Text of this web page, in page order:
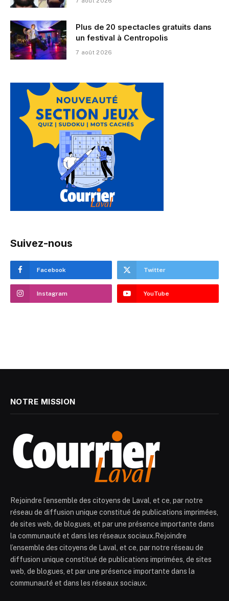
Plus de 20 spectacles gratuits dans
un festival à Centropolis
7 août 2026
Suivez-nous
Facebook Twitter
Instagram YouTube
NOTRE MISSION
Rejoindre l’ensemble des citoyens de Laval, et ce, par notre
réseau de diffusion unique constitué de publications imprimées,
de sites web, de blogues, et par une présence importante dans
la communauté et dans les réseaux sociaux.Rejoindre
l’ensemble des citoyens de Laval, et ce, par notre réseau de
diffusion unique constitué de publications imprimées, de sites
web, de blogues, et par une présence importante dans la
communauté et dans les réseaux sociaux.